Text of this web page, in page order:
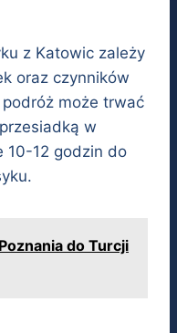
z Katowic zależy
oraz czynników
może trwać
w
10-12 godzin do
do Turcji